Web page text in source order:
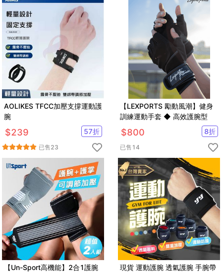
AOLIKES TFCC加壓支撐運動護
腕
$239 57折
已售23
【LEXPORTS 勵動風潮】健身
訓練運動手套 ◆ 高效護腕型
$800 8折
已售 14
【Un-Sport高機能】2合1護腕
現貨 運動護腕 透氣護腕 手腕帶